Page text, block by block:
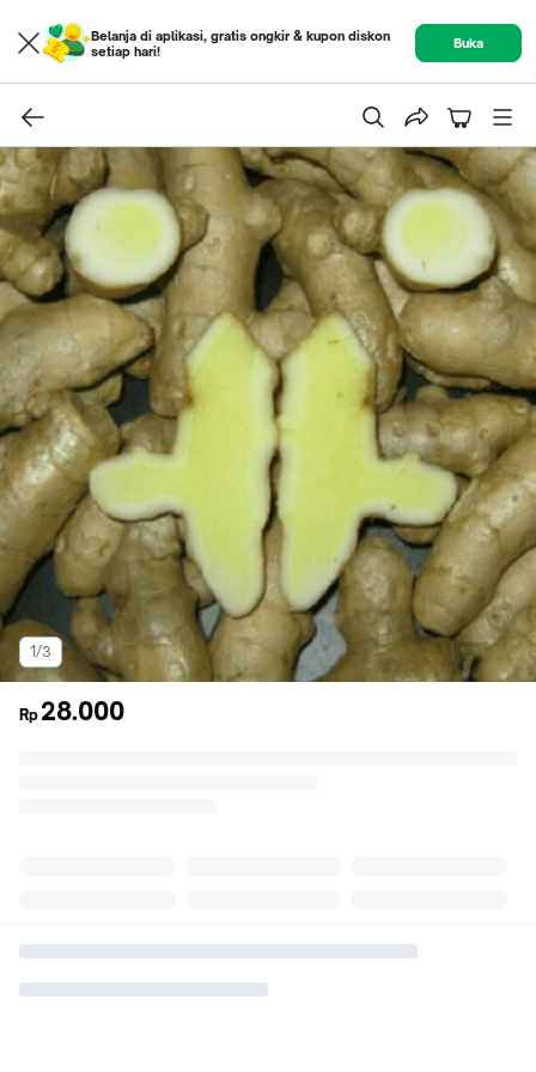
Belanja di aplikasi, gratis ongkir & kupon diskon
setiap hari!
Buka
1/3
Rp 28.000